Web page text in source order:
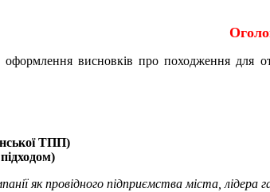
оформлення висновків про походження для
ТПП)
як провідного підприємства міста, лідера